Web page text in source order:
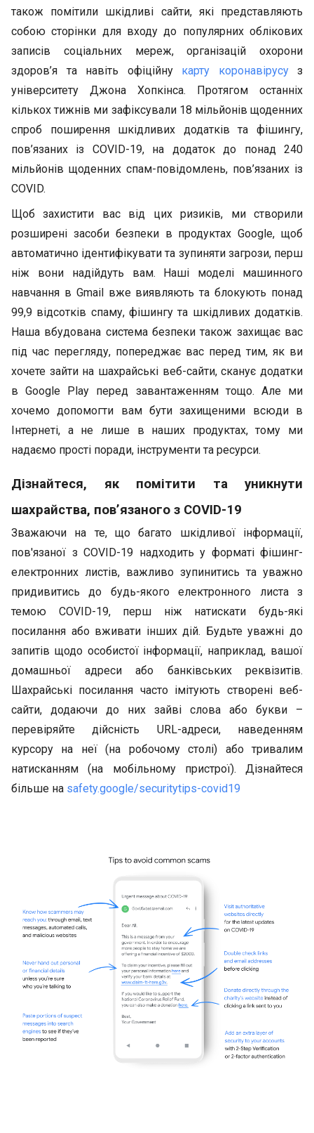
також помітили шкідливі сайти, які представляють
собою сторінки для входу до популярних облікових
записів соціальних мереж, організацій охорони
здоров’я та навіть офіційну карту коронавірусуз
університету Джона Хопкінса. Протягом останніх
кількох тижнів ми зафіксували 18 мільйонів щоденних
спроб поширення шкідливих додатків та фішингу,
пов’язаних із COVID-19, на додаток до понад 240
мільйонів щоденних спам-повідомлень, пов’язаних із
COVID.
Щоб захистити вас від цих ризиків, ми створили
розширені засоби безпеки в продуктах Google, щоб
автоматично ідентифікувати та зупиняти загрози, перш
ніж вони надійдуть вам. Наші моделі машинного
навчання в Gmail вже виявляють та блокують понад
99,9 відсотків спаму, фішингу та шкідливих додатків.
Наша вбудована система безпеки також захищає вас
під час перегляду, попереджає вас перед тим, як ви
хочете зайти на шахрайські веб-сайти, сканує додатки
в Google Play перед завантаженням тощо. Але ми
хочемо допомогти вам бути захищеними всюди в
Інтернеті, а не лише в наших продуктах, тому ми
надаємо прості поради, інструменти та ресурси.
Дізнайтеся, як помітити та уникнути
шахрайства, пов’язаного з COVID-19
Зважаючи на те, що багато шкідливої інформації,
пов'язаної з COVID-19 надходить у форматі фішинг-
електронних листів, важливо зупинитись та уважно
придивитись до будь-якого електронного листа з
темою COVID-19, перш ніж натискати будь-які
посилання або вживати інших дій. Будьте уважні до
запитів щодо особистої інформації, наприклад, вашої
домашньої адреси або банківських реквізитів.
Шахрайські посилання часто імітують створені веб-
сайти, додаючи до них зайві слова або букви –
перевіряйте дійсність URL-адреси, наведенням
курсору на неї (на робочому столі) або тривалим
натисканням (на мобільному пристрої). Дізнайтеся
більше на safety.google/securitytips-covid19